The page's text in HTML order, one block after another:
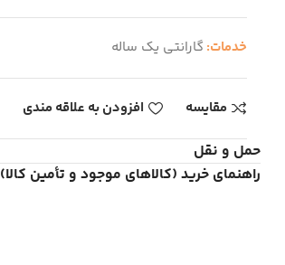
خدمات: گارانتی یک ساله
مقایسه افزودن به علاقه مندی
حمل و نقل
راهنمای خرید (کالاهای موجود و تأمین کالا)